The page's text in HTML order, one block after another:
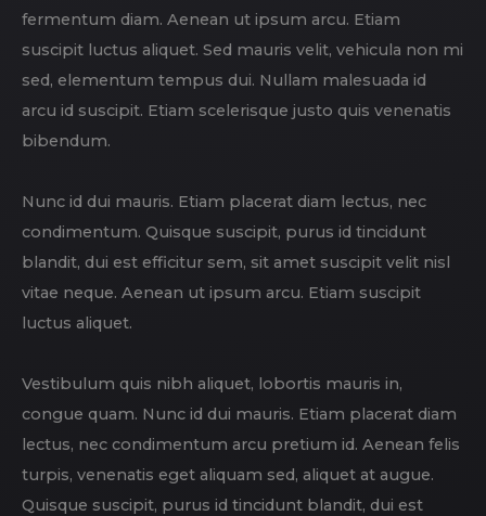
fermentum diam. Aenean ut ipsum arcu. Etiam
suscipit luctus aliquet. Sed mauris velit, vehicula non mi
sed, elementum tempus dui. Nullam malesuada id
arcu id suscipit. Etiam scelerisque justo quis venenatis
bibendum.
Nunc id dui mauris. Etiam placerat diam lectus, nec
condimentum. Quisque suscipit, purus id tincidunt
blandit, dui est efficitur sem, sit amet suscipit velit nisl
vitae neque. Aenean ut ipsum arcu. Etiam suscipit
luctus aliquet.
Vestibulum quis nibh aliquet, lobortis mauris in,
congue quam. Nunc id dui mauris. Etiam placerat diam
lectus, nec condimentum arcu pretium id. Aenean felis
turpis, venenatis eget aliquam sed, aliquet at augue.
Quisque suscipit, purus id tincidunt blandit, dui est